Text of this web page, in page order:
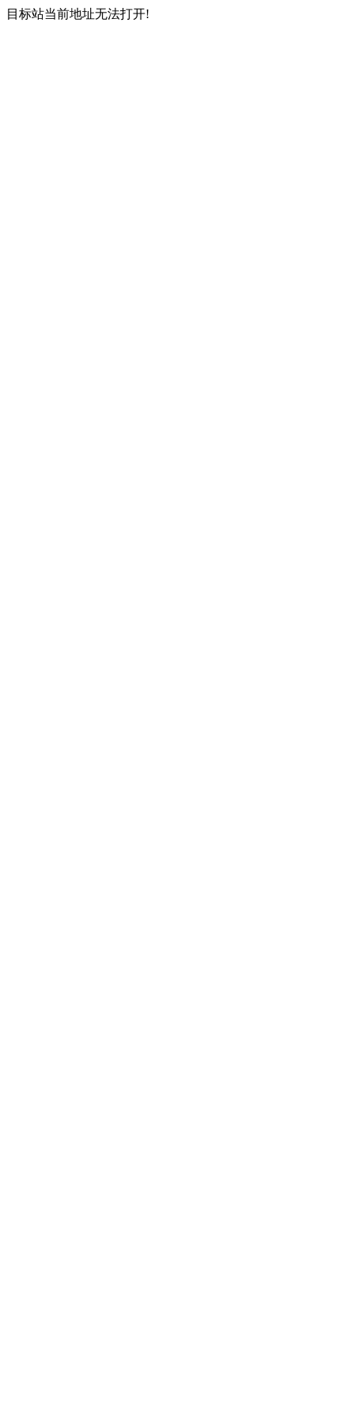
目标站当前地址无法打开!